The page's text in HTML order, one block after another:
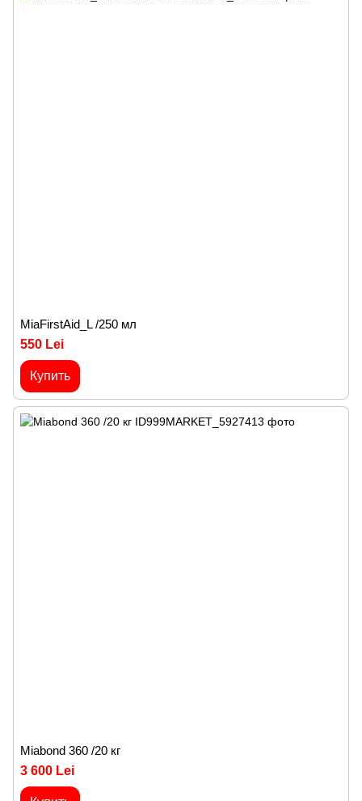
MiaFirstAid_L /250 мл
550 Lei
Купить
Miabond 360 /20 кг
3 600 Lei